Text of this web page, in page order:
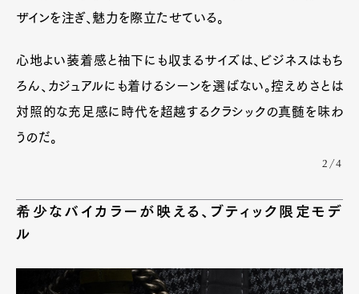
ザインを注ぎ、魅力を際立たせている。
心地よい装着感と袖下にも収まるサイズは、ビジネスはもち
ろん、カジュアルにも着けるシーンを選ばない。控えめさとは
対照的な充足感に時代を超越するクラシックの真髄を味わ
うのだ。
2/4
希少なバイカラーが映える、ブティック限定モデ
ル